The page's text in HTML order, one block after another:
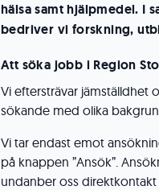
hälsa samt hjälpmedel. I
bedriver vi forskning,
Att söka jobb i Region
Vi eftersträvar jämställdhet
sökande med olika
Vi tar endast emot
på knappen ”Ansök”.
undanber oss